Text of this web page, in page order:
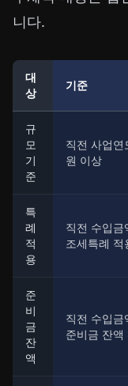
니다.
대
상
기준
규
모
기
준
직전 사업연
원 이상
특
례
적
용
직전 수입
조세특례 적
준
비
금
잔
액
직전 수입
준비금 잔